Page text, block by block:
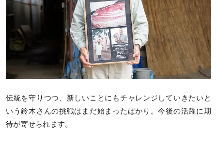
伝統を守りつつ、新しいことにもチャレンジしていきたいと
いう鈴木さんの挑戦はまだ始まったばかり。今後の活躍に期
待が寄せられます。